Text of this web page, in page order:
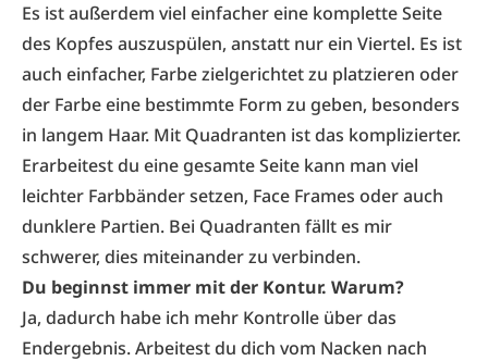
Es ist außerdem viel einfacher eine komplette Seite
des Kopfes auszuspülen, anstatt nur ein Viertel. Es ist
auch einfacher, Farbe zielgerichtet zu platzieren oder
der Farbe eine bestimmte Form zu geben, besonders
in langem Haar. Mit Quadranten ist das komplizierter.
Erarbeitest du eine gesamte Seite kann man viel
leichter Farbbänder setzen, Face Frames oder auch
dunklere Partien. Bei Quadranten fällt es mir
schwerer, dies miteinander zu verbinden.
Du beginnst immer mit der Kontur. Warum?
Ja, dadurch habe ich mehr Kontrolle über das
Endergebnis. Arbeitest du dich vom Nacken nach